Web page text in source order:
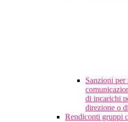
Sanzioni per
di incarichi
direzione o
Rendiconti gruppi